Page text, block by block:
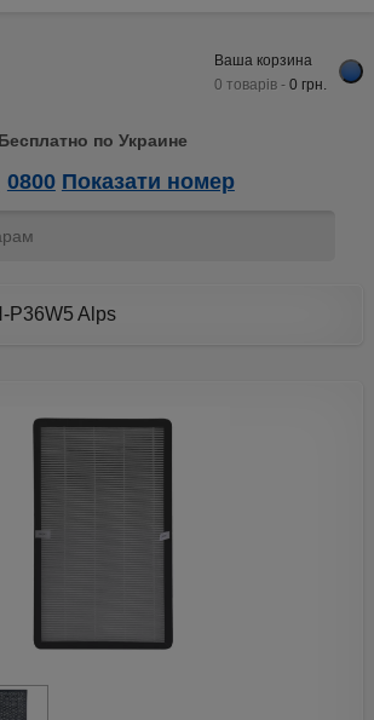
Ваша корзина
0 товарів -0 грн.
Бесплатно по Украине
0800 Показати номер
P36W5 Alps